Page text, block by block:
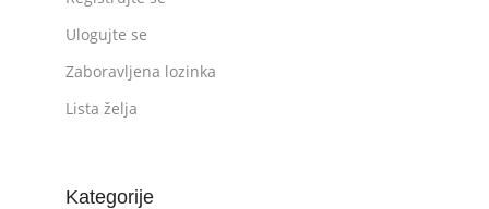
Ulogujte se
Zaboravljena lozinka
Lista želja
Kategorije